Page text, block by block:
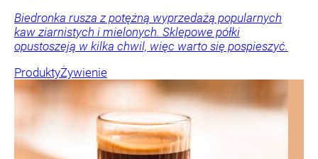
Biedronka rusza z potężną wyprzedażą popularnych
kaw ziarnistych i mielonych. Sklepowe półki
opustoszeją w kilka chwil, więc warto się pospieszyć.
ProduktyŻywienie